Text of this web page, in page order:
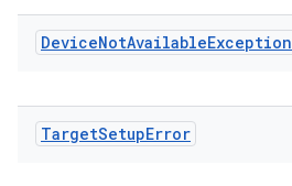
DeviceNotAvailableException
TargetSetupError